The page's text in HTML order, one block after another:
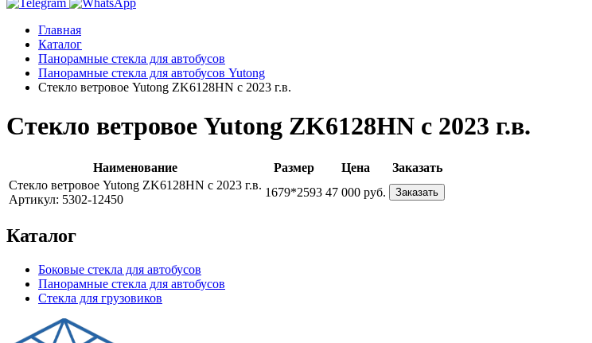
Главная
Каталог
Панорамные стекла для автобусов
Панорамные стекла для автобусов Yutong
Стекло ветровое Yutong ZK6128HN с 2023 г.в.
Стекло ветровое Yutong ZK6128HN с 2023 г.в.
Наименование Размер Цена
Заказать
Стекло ветровое Yutong ZK6128HN с 2023 г.в.
Артикул: 5302-12450
1679*2593 47 000 руб. Заказать
Каталог
Боковые стекла для автобусов
Панорамные стекла для автобусов
Стекла для грузовиков